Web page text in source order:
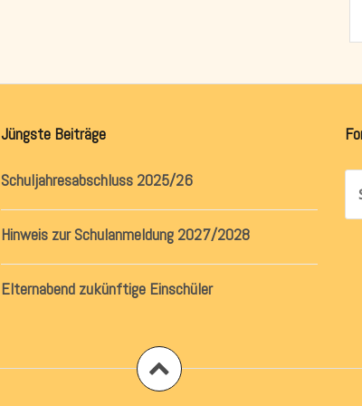
Jüngste Beiträge
Schuljahresabschluss 2025/26
Hinweis zur Schulanmeldung 2027/2028
Elternabend zukünftige Einschüler